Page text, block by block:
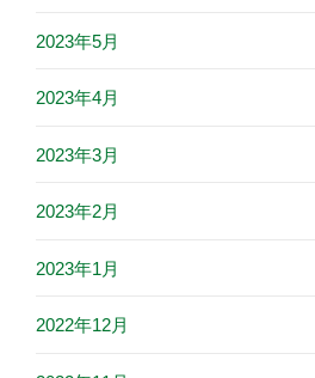
2023年5月
2023年4月
2023年3月
2023年2月
2023年1月
2022年12月